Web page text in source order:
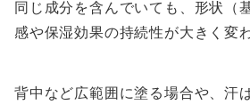
同じ成分を含んでいても、形状（
感や保湿効果の持続性が大きく変
背中など広範囲に塗る場合や、汗